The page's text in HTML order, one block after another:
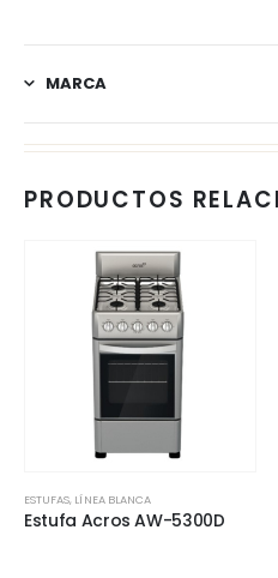
MARCA
PRODUCTOS
ESTUFAS, LÍNEA BLANCA
Estufa Acros AW-5300D